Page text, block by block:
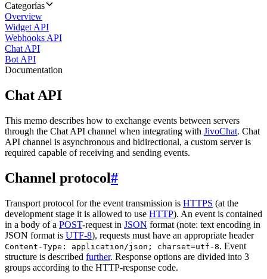
Categorías
Overview
Widget API
Webhooks API
Chat API
Bot API
Documentation
Chat API
This memo describes how to exchange events between servers
through the Chat API channel when integrating with JivoChat. Chat
API channel is asynchronous and bidirectional, a custom server is
required capable of receiving and sending events.
Channel protocol#
Transport protocol for the event transmission is HTTPS (at the
development stage it is allowed to use HTTP). An event is contained
in a body of a POST-request in JSON format (note: text encoding in
JSON format is UTF-8), requests must have an appropriate header
Content-Type: application/json; charset=utf-8. Event
structure is described further. Response options are divided into 3
groups according to the HTTP-response code.